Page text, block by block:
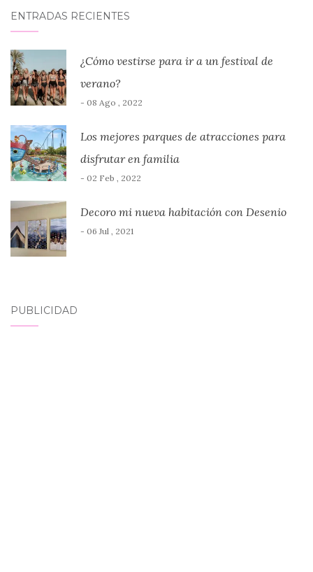
ENTRADAS RECIENTES
¿Cómo vestirse para ir a un festival de
verano?
- 08 Ago , 2022
Los mejores parques de atracciones para
disfrutar en familia
- 02 Feb , 2022
Decoro mi nueva habitación con Desenio
- 06 Jul , 2021
PUBLICIDAD